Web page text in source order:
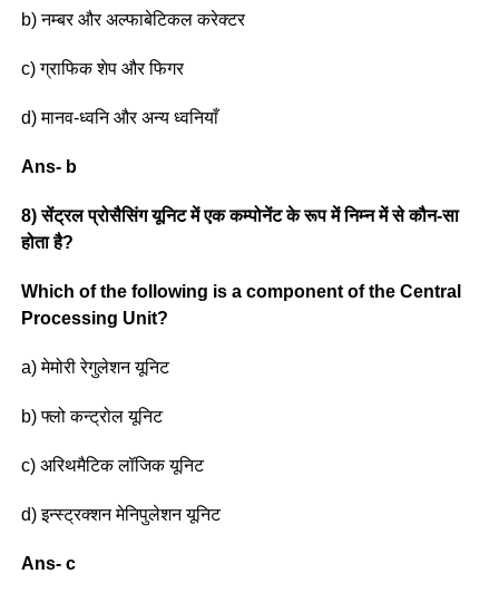
b) नम्बर और अल्फाबेटिकल करेक्टर
c) ग्राफिक शेप और फिगर
d) मानव-ध्वनि और अन्य ध्वनियाँ
Ans- b
8) सेंट्रल प्रोसैसिंग यूनिट में एक कम्पोनेंट के रूप में निम्न में से कौन-सा
होता है?
Which of the following is a component of the Central
Processing Unit?
a) मेमोरी रेगुलेशन यूनिट
b) फ्लो कन्ट्रोल यूनिट
c) अरिथमैटिक लॉजिक यूनिट
d) इन्स्ट्रक्शन मेनिपुलेशन यूनिट
Ans- c